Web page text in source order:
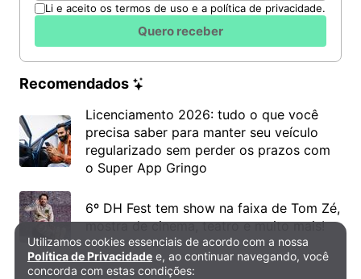
Li e aceito os termos de uso e a política de privacidade.
Quero receber
Recomendados
Licenciamento 2026: tudo o que você
precisa saber para manter seu veículo
regularizado sem perder os prazos com
o Super App Gringo
6º DH Fest tem show na faixa de Tom Zé,
mostra de cinema, teatro e muito mais!
Política de Privacidade e Cookies
Utilizamos cookies essenciais de acordo com a nossa
Política de Privacidade e, ao continuar navegando, você
concorda com estas condições: